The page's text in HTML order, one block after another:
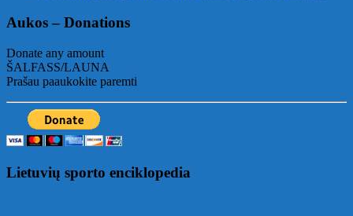
Aukos – Donations
Donate any amount
ŠALFASS/LAUNA
Prašau paaukokite paremti
Lietuvių sporto enciklopedia